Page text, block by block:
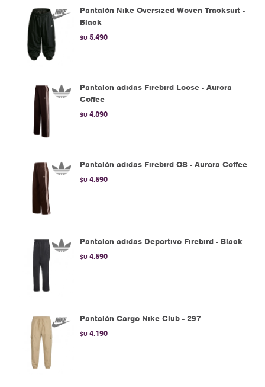
Pantalón Nike Oversized Woven Tracksuit -
Black
$U 5.490
Pantalon adidas Firebird Loose - Aurora
Coffee
$U 4.890
Pantalón adidas Firebird OS - Aurora Coffee
$U 4.590
Pantalon adidas Deportivo Firebird - Black
$U 4.590
Pantalón Cargo Nike Club - 297
$U 4.190